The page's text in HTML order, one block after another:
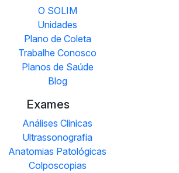
O SOLIM
Unidades
Plano de Coleta
Trabalhe Conosco
Planos de Saúde
Blog
Exames
Análises Clinicas
Ultrassonografia
Anatomias Patológicas
Colposcopias